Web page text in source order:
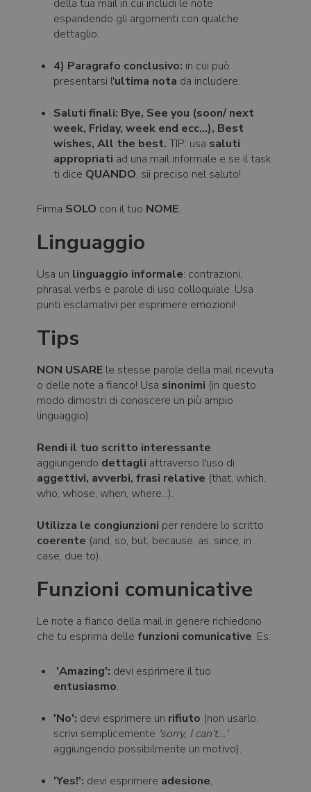
della tua mail in cui includi le note
espandendo gli argomenti con qualche
dettaglio.
4) Paragrafo conclusivo: in cui può
presentarsi l'ultima nota da includere.
Saluti finali: Bye, See you (soon/ next
week, Friday, week end ecc...), Best
wishes, All the best. TIP: usa saluti
appropriati ad una mail informale e se il task
ti dice QUANDO, sii preciso nel saluto!
Firma SOLO con il tuo NOME.
Linguaggio
Usa un linguaggio informale: contrazioni,
phrasal verbs e parole di uso colloquiale. Usa
punti esclamativi per esprimere emozioni!
Tips
NON USAREle stesse parole della mail ricevuta
o delle note a fianco! Usa sinonimi (in questo
modo dimostri di conoscere un più ampio
linguaggio).
Rendi il tuo scritto interessante
aggiungendo dettagli attraverso l'uso di
aggettivi, avverbi, frasi relative (that, which,
who, whose, when, where...).
Utilizza le congiunzioni per rendere lo scritto
coerente (and, so, but, because, as, since, in
case, due to).
Funzioni comunicative
Le note a fianco della mail in genere richiedono
che tu esprima delle funzioni comunicative. Es:
'Amazing': devi esprimere il tuo
entusiasmo.
'No': devi esprimere un rifiuto (non usarlo,
scrivi semplicemente 'sorry, I can't...'
aggiungendo possibilmente un motivo).
'Yes!': devi esprimere adesione,